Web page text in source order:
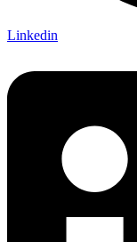
Linkedin